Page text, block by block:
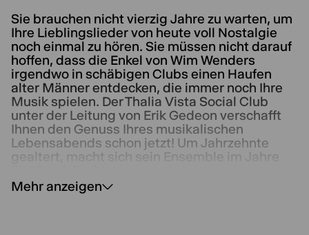
Sie brauchen nicht vierzig Jahre zu warten, um
Ihre Lieblingslieder von heute voll Nostalgie
noch einmal zu hören. Sie müssen nicht darauf
hoffen, dass die Enkel von Wim Wenders
irgendwo in schäbigen Clubs einen Haufen
alter Männer entdecken, die immer noch Ihre
Musik spielen. Der Thalia Vista Social Club
unter der Leitung von Erik Gedeon verschafft
Ihnen den Genuss Ihres musikalischen
Lebensabends schon jetzt! Um Jahrzehnte
gealtert, macht sich sein Ensemble im Jahre
musikalischen Vergangenheit und landet,
überraschenderweise, bei der Musik von
Mehr anzeigen